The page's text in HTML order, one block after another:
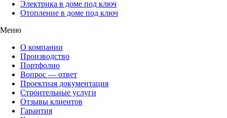
Электрика в доме под ключ
Отопление в доме под ключ
Меню
О компании
Производство
Портфолио
Вопрос — ответ
Проектная документация
Строительные услуги
Отзывы клиентов
Гарантия